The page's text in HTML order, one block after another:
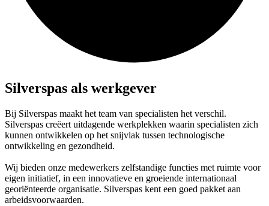
Silverspas als werkgever
Bij Silverspas maakt het team van specialisten het verschil.
Silverspas creëert uitdagende werkplekken waarin specialisten zich
kunnen ontwikkelen op het snijvlak tussen technologische
ontwikkeling en gezondheid.
Wij bieden onze medewerkers zelfstandige functies met ruimte voor
eigen initiatief, in een innovatieve en groeiende internationaal
georiënteerde organisatie. Silverspas kent een goed pakket aan
arbeidsvoorwaarden.